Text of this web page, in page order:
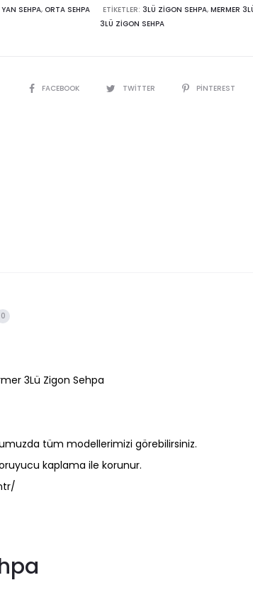
YAN SEHPA, ORTA SEHPA ETIKETLER: 3LÜ ZIGON SEHPA, MERMER
3LÜ ZIGON SEHPA
SHAREFACEBOOK TWITTER PINTEREST
0
3Lü Zigon Sehpa
tüm modellerimizi görebilirsiniz.
kaplama ile korunur.